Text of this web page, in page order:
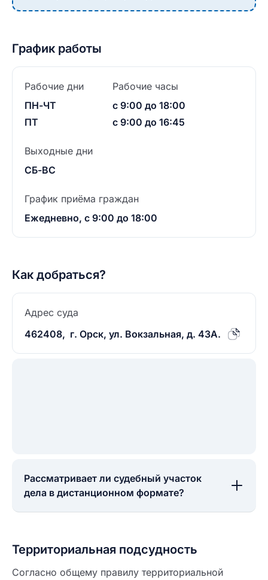
График работы
Рабочие дни
ПН-ЧТ
ПТ
Рабочие часы
с 9:00 до 18:00
с 9:00 до 16:45
Выходные дни
СБ-ВС
График приёма граждан
Ежедневно, с 9:00 до 18:00
Как добраться?
Адрес суда
462408, г. Орск, ул. Вокзальная, д. 43А.
Рассматривает ли судебный участок
дела в дистанционном формате?
Территориальная подсудность
Согласно общему правилу территориальной